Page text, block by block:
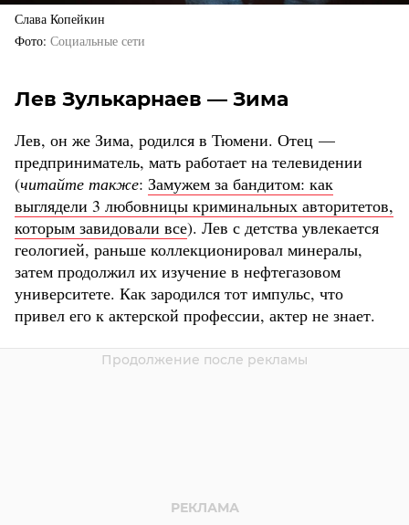
Слава Копейкин
Фото Социальные сети
Лев Зулькарнаев — Зима
Лев, он же Зима, родился в Тюмени. Отец —
предприниматель, мать работает на телевидении
(читайте также: Замужем за бандитом: как
выглядели 3 любовницы криминальных авторитетов,
которым завидовали все). Лев с детства увлекается
геологией, раньше коллекционировал минералы,
затем продолжил их изучение в нефтегазовом
университете. Как зародился тот импульс, что
привел его к актерской профессии, актер не знает.